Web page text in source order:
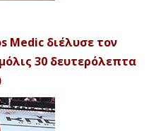
Medic διέλυσε τον
30 δευτερόλεπτα